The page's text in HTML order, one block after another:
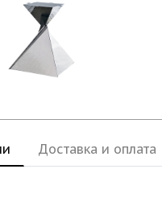
Доставка и оплата